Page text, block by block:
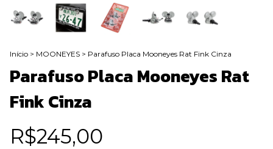
Início > MOONEYES > Parafuso Placa Mooneyes Rat Fink Cinza
Parafuso Placa Mooneyes Rat
Fink Cinza
R$245,00